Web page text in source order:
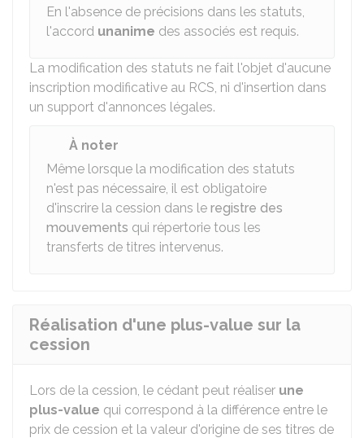
En l'absence de précisions dans les statuts,
l'accord unanime des associés est requis.
La modification des statuts ne fait l'objet d'aucune
inscription modificative au RCS, ni d'insertion dans
un support d'annonces légales.
À noter
Même lorsque la modification des statuts
n'est pas nécessaire, il est obligatoire
d'inscrire la cession dans le registre des
mouvements qui répertorie tous les
transferts de titres intervenus.
Réalisation d'une plus-value sur la
cession
Lors de la cession, le cédant peut réaliser une
plus-value qui correspond à la différence entre le
prix de cession et la valeur d'origine de ses titres de